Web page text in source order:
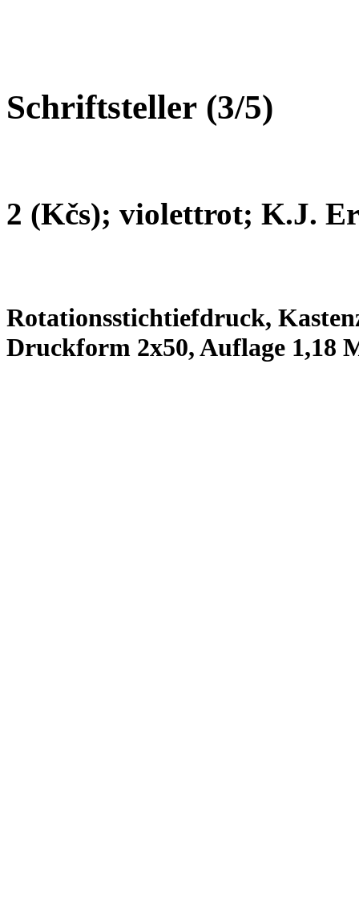
Schriftsteller (3/5)
2 (Kčs); violettrot; K.J.
Rotationsstichtiefdruck,
Druckform 2x50, Auflage 1,18